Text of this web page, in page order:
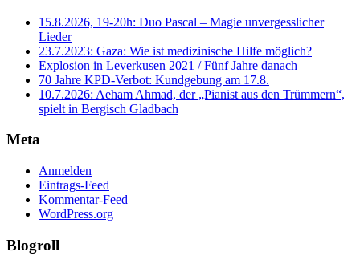
15.8.2026, 19-20h: Duo Pascal – Magie unvergesslicher
Lieder
23.7.2023: Gaza: Wie ist medizinische Hilfe möglich?
Explosion in Leverkusen 2021 / Fünf Jahre danach
70 Jahre KPD‑Verbot: Kundgebung am 17.8.
10.7.2026: Aeham Ahmad, der „Pianist aus den Trümmern“,
spielt in Bergisch Gladbach
Meta
Anmelden
Eintrags-Feed
Kommentar-Feed
WordPress.org
Blogroll